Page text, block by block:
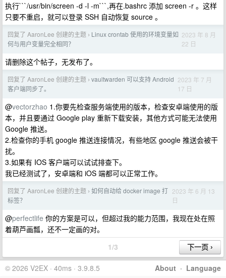
执行```/usr/bin/screen -d -l -m```,再在.bashrc 添加 screen -r 。这样
只要不重启，就可以登录 SSH 自动恢复 source 。
回复了 AaronLee 创建的主题 › Linux crontab 使用的环境变量如
何与用户变量完全相同？
2023 年 8 月
22 日
请删除这个帖子，无发布了。
回复了 AaronLee 创建的主题 › vaultwarden 可以支持 Android
客户端同步了。
2023 年 7 月
17 日
@vectorzhao 1.你要先检查服务端使用的版本，检查安卓端使用的版
本，并且要通过 Google play 重新下载安装，其他方式可能无法使用
Google 推送。
2.检查你的手机 google 推送连接情况，有些地区 google 推送会被干
扰。
3.如果有 IOS 客户端可以试试排查下。
我已经测试了，安卓端和 iOS 端都可以正常工作。
回复了 AaronLee 创建的主题 › 如何自动给 docker image 打
标签？
2023 年 6 月 13
日
@perfectlife 你的方案是可以，但超过我的能力范围，我现在处在照
着葫芦画瓢，还不一定画的对。
1/3
About · Language
© 2026 V2EX · 40ms · 3.9.8.5